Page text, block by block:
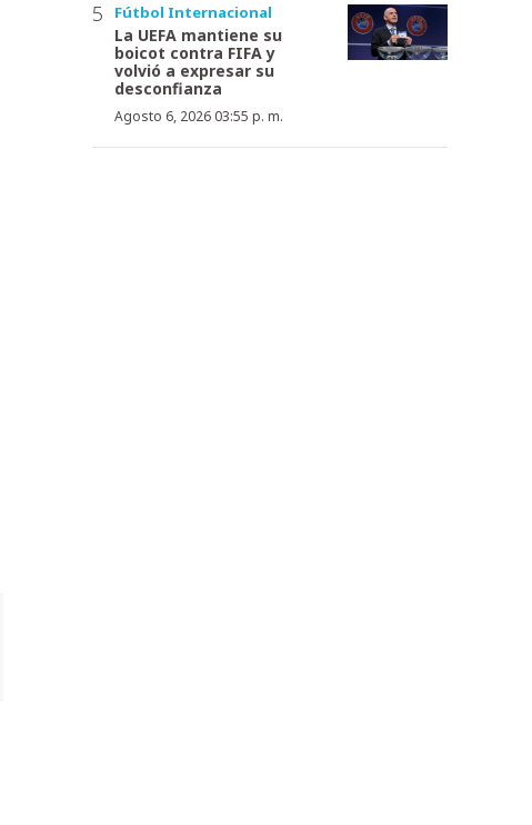
Fútbol Internacional
La UEFA mantiene su
boicot contra FIFA y
volvió a expresar su
desconfianza
Agosto 6, 2026 03:55 p. m.